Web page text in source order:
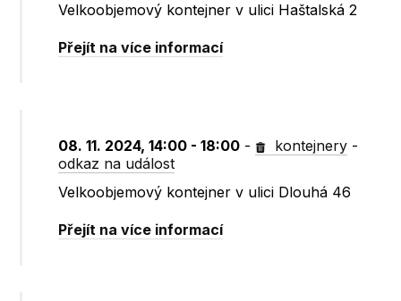
Velkoobjemový kontejner v ulici Haštalská 2
Přejít na více informací
08. 11. 2024, 14:00 - 18:00 - kontejnery -
odkaz na událost
Velkoobjemový kontejner v ulici Dlouhá 46
Přejít na více informací